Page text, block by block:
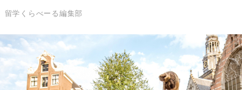
留学くらべーる編集部